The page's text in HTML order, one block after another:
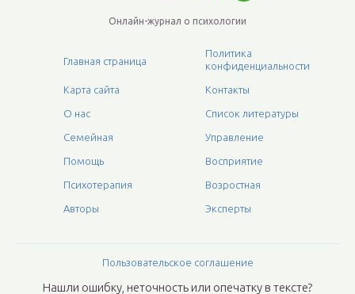
Онлайн-журнал о психологии
Главная страница
Политика
конфиденциальности
Карта сайта Контакты
О нас Список литературы
Семейная Управление
Помощь Восприятие
Психотерапия Возростная
Авторы Эксперты
Пользовательское соглашение
Нашли ошибку, неточность или опечатку в тексте?